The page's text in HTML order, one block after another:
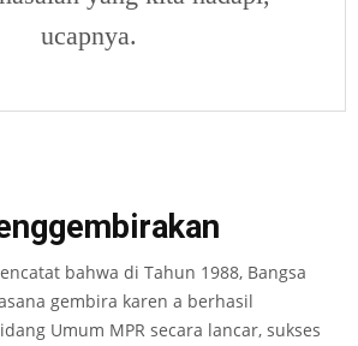
ucapnya.
bahwa di Tahun 1988, Bangsa
gembira karen a berhasil
Umum MPR secara lancar, sukses